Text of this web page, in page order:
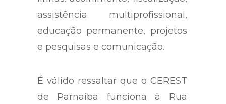
assistência multiprofissional,
educação permanente, projetos
e pesquisas e comunicação.
É válido ressaltar que o CEREST
de Parnaíba funciona à Rua